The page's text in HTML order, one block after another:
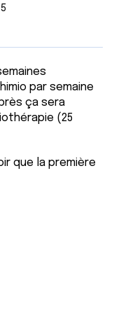
par semaine
ça sera
(25
que la première